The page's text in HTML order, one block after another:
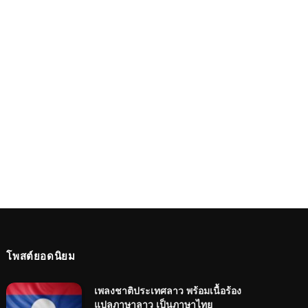
โพสต์ยอดนิยม
เพลงชาติประเทศลาว พร้อมเนื้อร้อง
แปลภาษาลาว เป็นภาษาไทย